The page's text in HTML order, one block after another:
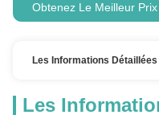
Obtenez Le Meilleur Prix
Les Informations Détaillées
Les